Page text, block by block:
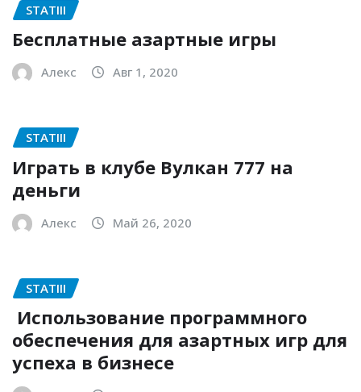
STATIII
Бесплатные азартные игры
Алекс Авг 1, 2020
STATIII
Играть в клубе Вулкан 777 на
деньги
Алекс Май 26, 2020
STATIII
Использование программного
обеспечения для азартных игр для
успеха в бизнесе